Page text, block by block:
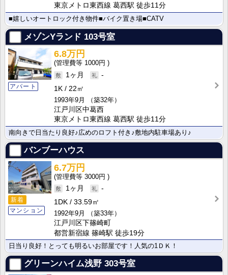
東京メトロ東西線 葛西駅 徒歩11分
■嬉しいオートロック付き物件■バイク置き場■CATV
メゾンYランド 103号室
アパート
6.8万円
1000円
1ヶ月
-
1K
22㎡
1993年9月
（築32年）
江戸川区中葛西
東京メトロ東西線 葛西駅 徒歩11分
南向きで日当たり良好♪広めのロフト付き♪敷地内駐車場あり♪
バンブーハウス
新着
マンション
6.7万円
3000円
1ヶ月
-
1DK
33.59㎡
1992年9月
（築33年）
江戸川区下篠崎町
都営新宿線 篠崎駅 徒歩19分
日当り良好！とっても明るいお部屋です！人気の1ＤＫ！
グリーンハイム浅野 303号室